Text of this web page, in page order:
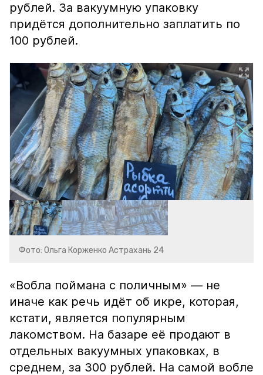
рублей. За вакуумную упаковку
придётся дополнительно заплатить по
100 рублей.
Фото: Ольга Корженко Астрахань 24
«Вобла поймана с поличным» — не
иначе как речь идёт об икре, которая,
кстати, является популярным
лакомством. На базаре её продают в
отдельных вакуумных упаковках, в
среднем, за 300 рублей. На самой вобле